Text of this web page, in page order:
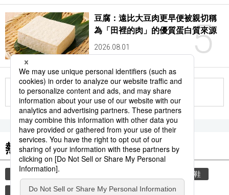
5
豆腐：遠比大豆肉更早便被親切稱
為「田裡的肉」的優質蛋白質來源
2026.08.01
更多
熱門關鍵詞
教育 禮儀 脫鞋
時事通信新聞 歷史 江戶時代 浮世繪